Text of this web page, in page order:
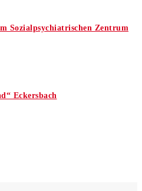
Sozialpsychiatrischen Zentrum
Eckersbach